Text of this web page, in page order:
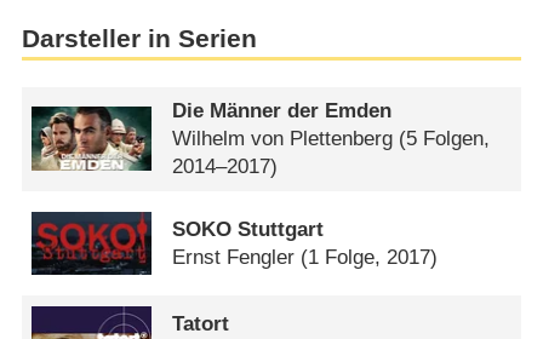
Darsteller in Serien
Die Männer der Emden
Wilhelm von Plettenberg (5 Folgen,
2014–2017)
SOKO Stuttgart
Ernst Fengler (1 Folge, 2017)
Tatort